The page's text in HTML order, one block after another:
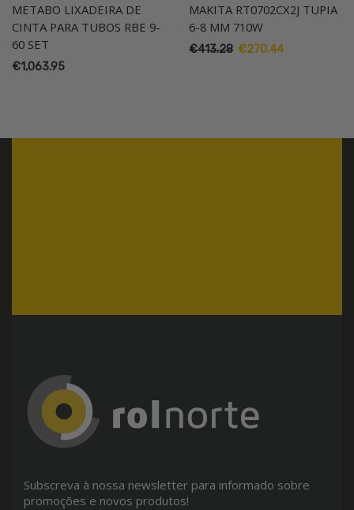
METABO LIXADEIRA DE
CINTA PARA TUBOS RBE 9-
60 SET
€1,063.95
MAKITA RT0702CX2J TUPIA
6-8 MM 710W
€413.28 O€270.44O
Subscreva à nossa newsletter para informado sobre
promoções e novos produtos!